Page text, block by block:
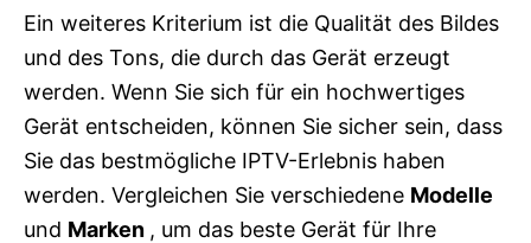
Ein weiteres Kriterium ist die Qualität des Bildes
und des Tons, die durch das Gerät erzeugt
werden. Wenn Sie sich für ein hochwertiges
Gerät entscheiden, können Sie sicher sein, dass
Sie das bestmögliche IPTV-Erlebnis haben
werden. Vergleichen Sie verschiedene Modelle
und Marken , um das beste Gerät für Ihre